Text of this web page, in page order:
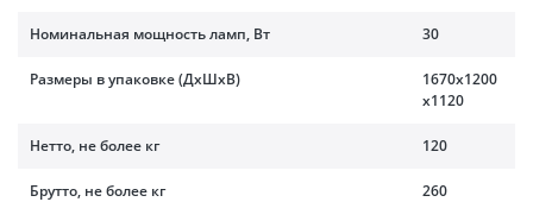
Номинальная мощность ламп, Вт 30
Размеры в упаковке (ДхШхВ)
1670x1200
x1120
Нетто, не более кг 120
Брутто, не более кг 260